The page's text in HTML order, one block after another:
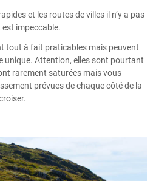
et les routes de villes il n’y a pas
est impeccable.
tout à fait praticables mais peuvent
unique. Attention, elles sont pourtant
rarement saturées mais vous
prévues de chaque côté de la